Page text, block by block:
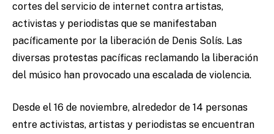
cortes del servicio de internet contra artistas,
activistas y periodistas que se manifestaban
pacíficamente por la liberación de Denis Solís. Las
diversas protestas pacíficas reclamando la liberación
del músico han provocado una escalada de violencia.
Desde el 16 de noviembre, alrededor de 14 personas
entre activistas, artistas y periodistas se encuentran